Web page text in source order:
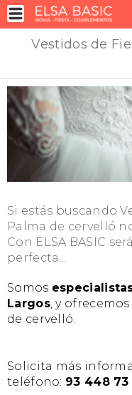
Vestidos de
Si estás buscando
Palma de cervelló
Con ELSA BASIC
perfecta...
Somos
Largos, y
de cervelló.
Solicita más
teléfono: 93 448 73